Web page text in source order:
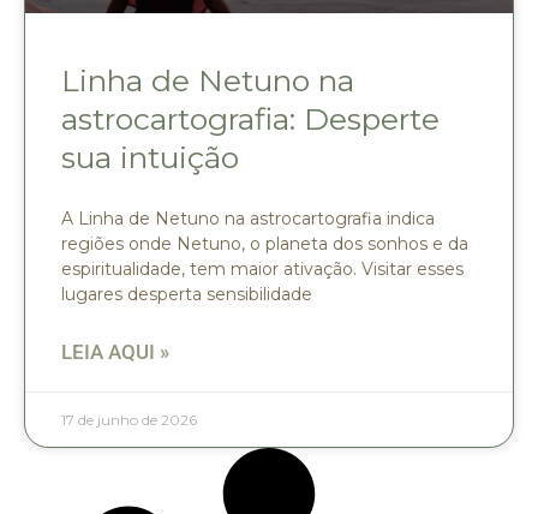
Linha de Netuno na
astrocartografia: Desperte
sua intuição
A Linha de Netuno na astrocartografia indica
regiões onde Netuno, o planeta dos sonhos e da
espiritualidade, tem maior ativação. Visitar esses
lugares desperta sensibilidade
LEIA AQUI »
17 de junho de 2026